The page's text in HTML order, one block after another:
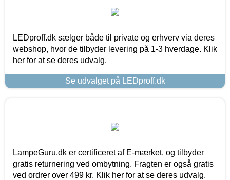
LEDproff.dk sælger både til private og erhverv via deres
webshop, hvor de tilbyder levering på 1-3 hverdage. Klik
her for at se deres udvalg.
Se udvalget på LEDproff.dk
LampeGuru.dk er certificeret af E-mærket, og tilbyder
gratis returnering ved ombytning. Fragten er også gratis
ved ordrer over 499 kr. Klik her for at se deres udvalg.